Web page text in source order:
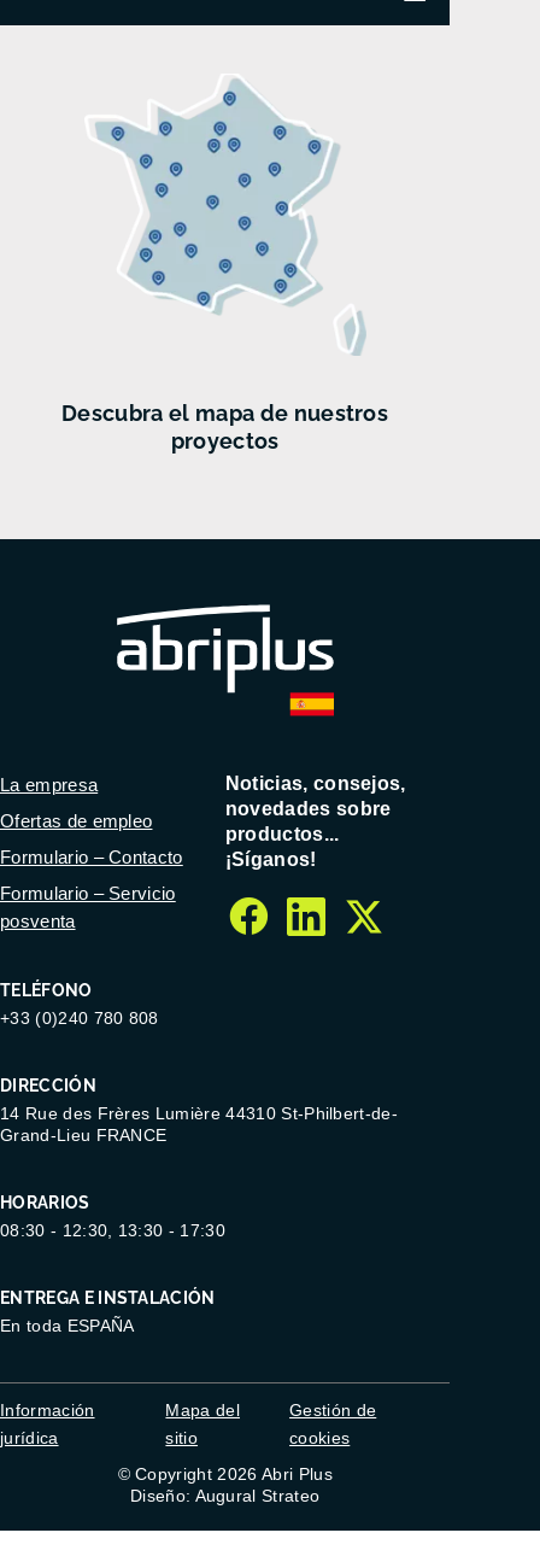
Descubra el mapa de nuestros
proyectos
TELÉFONO
+33 (0)240 780 808
DIRECCIÓN
14 Rue des Frères Lumière 44310 St-Philbert-de-
Grand-Lieu FRANCE
HORARIOS
08:30 - 12:30, 13:30 - 17:30
ENTREGA E INSTALACIÓN
En toda ESPAÑA
La empresa
Ofertas de empleo
Formulario – Contacto
Formulario – Servicio
posventa
Noticias, consejos,
novedades sobre
productos...
¡Síganos!
facebook
linkedin
twitter
Información
jurídica
Mapa del
sitio
Gestión de
cookies
© Copyright 2026 Abri Plus
Diseño: Augural Strateo